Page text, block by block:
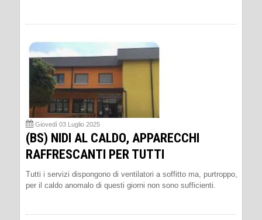
Giovedì 03 Luglio 2025
(BS) NIDI AL CALDO, APPARECCHI
RAFFRESCANTI PER TUTTI
Tutti i servizi dispongono di ventilatori a soffitto ma, purtroppo,
per il caldo anomalo di questi giorni non sono sufficienti.